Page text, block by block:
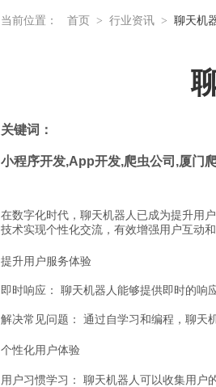
当前位置： 首页 > 行业资讯 > 聊天机
关键词：
小程序开发,App开发,爬虫公司 ,厦门
在数字化时代，聊天机器人已成为提升用
技术实现个性化交流，有效增强用户互动
提升用户服务体验
即时响应： 聊天机器人能够提供即时的响
解决常见问题： 通过自学习和编程，聊天
个性化用户体验
用户习惯学习： 聊天机器人可以收集用户